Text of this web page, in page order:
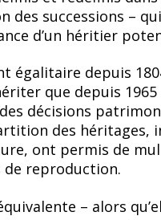
des successions –
d’un héritier
égalitaire depuis
que depuis
décisions
des héritages,
ont permis de
reproduction.
– alors